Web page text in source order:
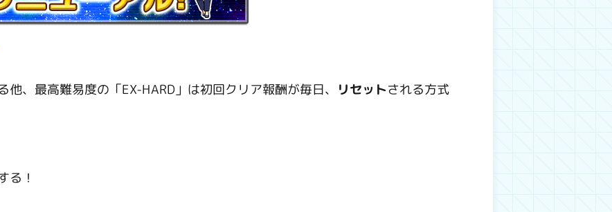
、最高難易度の「EX-HARD」は初回クリア報酬が毎日、 リセットされる方式
る！